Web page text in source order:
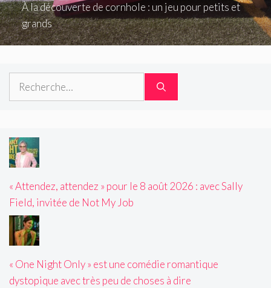
À la découverte de cornhole : un jeu pour petits et
grands
Rechercher :
« Attendez, attendez » pour le 8 août 2026 : avec Sally
Field, invitée de Not My Job
« One Night Only » est une comédie romantique
dystopique avec très peu de choses à dire